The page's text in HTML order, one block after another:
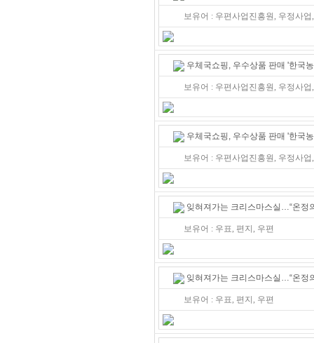
보유어 : 우편사업진흥원, 우정사
우체국쇼핑, 우수상품 판매 '한국
보유어 : 우편사업진흥원, 우정사
우체국쇼핑, 우수상품 판매 '한국
보유어 : 우편사업진흥원, 우정사
잊혀져가는 크리스마스실…“온정
보유어 : 우표, 편지, 우편
잊혀져가는 크리스마스실…“온정
보유어 : 우표, 편지, 우편